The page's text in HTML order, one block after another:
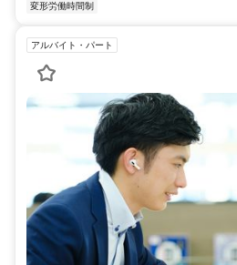
変形労働時間制
アルバイト・パート